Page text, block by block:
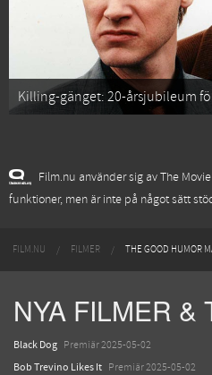
Killing-gänget: 20-årsjubileum
Film.nu använder sig av The
funktioner, men är inte på något sätt
FILM.NU FILMER THE GOOD HUMOR
NYA FILMER &
Black Dog Premiär 2025-05-02
Bob Trevino Likes It Premiär 2025-05-02